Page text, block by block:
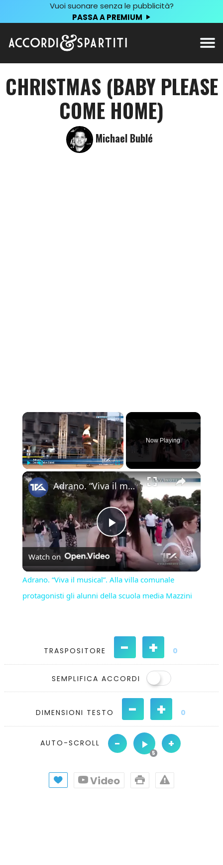
Vuoi suonare senza le pubblicità?
PASSA A PREMIUM
CHRISTMAS (BABY PLEASE
COME HOME)
Michael Bublé
×
Play Unmute Fullscreen
Now Playing
×
Play
Video
Adrano. “Viva il musical”. Alla villa comunale protagonisti gli alunni della scuola media Mazzini
Watch on
Adrano. “Viva il musical”. Alla villa comunale
protagonisti gli alunni della scuola media Mazzini
TRASPOSITORE - + 0
SEMPLIFICA ACCORDI
DIMENSIONI TESTO - + 0
AUTO-SCROLL - +
Video